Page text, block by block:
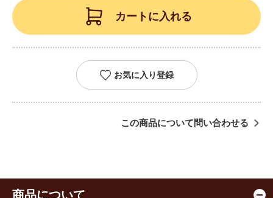
カートに入れる
お気に入り登録
この商品について問い合わせる
商品について